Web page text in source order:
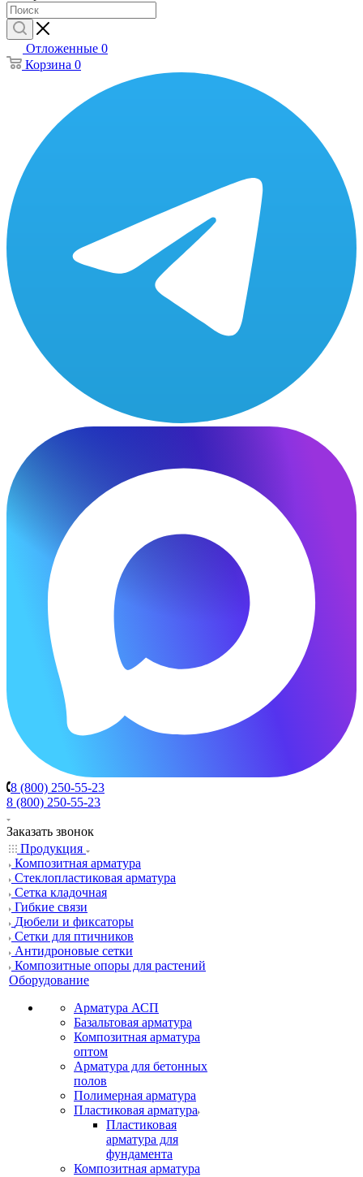
Отложенные 0
Корзина 0
8 (800) 250-55-23
8 (800) 250-55-23
Заказать звонок
Продукция
Композитная арматура
Cтеклопластиковая арматура
Сетка кладочная
Гибкие связи
Дюбели и фиксаторы
Сетки для птичников
Антидроновые сетки
Композитные опоры для растений
Оборудование
Арматура АСП
Базальтовая арматура
Композитная арматура
оптом
Арматура для бетонных
полов
Полимерная арматура
Пластиковая арматура
Пластиковая
арматура для
фундамента
Композитная арматура